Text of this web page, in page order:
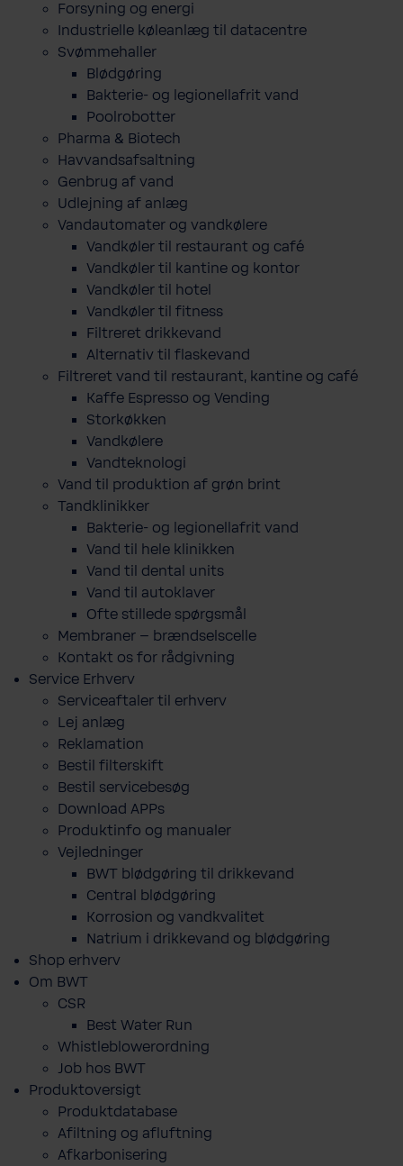
Forsyning og energi
Industrielle køleanlæg til datacentre
Svømmehaller
Blødgøring
Bakterie- og legionellafrit vand
Poolrobotter
Pharma & Biotech
Havvandsafsaltning
Genbrug af vand
Udlejning af anlæg
Vandautomater og vandkølere
Vandkøler til restaurant og café
Vandkøler til kantine og kontor
Vandkøler til hotel
Vandkøler til fitness
Filtreret drikkevand
Alternativ til flaskevand
Filtreret vand til restaurant, kantine og café
Kaffe Espresso og Vending
Storkøkken
Vandkølere
Vandteknologi
Vand til produktion af grøn brint
Tandklinikker
Bakterie-​ og legio­nel­lafrit vand
Vand til hele klinikken
Vand til dental units
Vand til autoklaver
Ofte stillede spørgsmål
Membraner – brændselscelle
Kontakt os for rådgivning
Service Erhverv
Serviceaftaler til erhverv
Lej anlæg
Reklamation
Bestil filterskift
Bestil servicebesøg
Download APPs
Produktinfo og manualer
Vejledninger
BWT blødgøring til drikkevand
Central blødgøring
Korro­sion og vand­kva­litet
Natrium i drikkevand og blødgøring
Shop erhverv
Om BWT
CSR
Best Water Run
Whistleblowerordning
Job hos BWT
Produktoversigt
Produktdatabase
​Afiltning og afluftning
Afkarbonisering